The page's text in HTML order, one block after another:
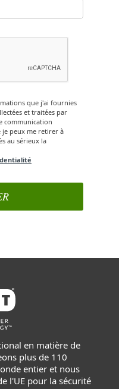
que j'ai fournies
et traitées par
communication
je peux me retirer à
au sérieux la
en matière de
plus de 110
entier et nous
l'UE pour la sécurité